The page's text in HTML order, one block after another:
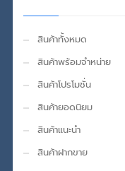
สินค้าทั้งหมด
สินค้าพร้อมจำหน่าย
สินค้าโปรโมชั่น
สินค้ายอดนิยม
สินค้าแนะนำ
สินค้าฝากขาย